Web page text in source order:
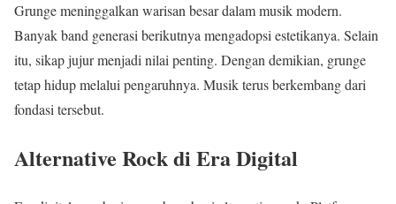
Grunge meninggalkan warisan besar dalam musik modern.
Banyak band generasi berikutnya mengadopsi estetikanya. Selain
itu, sikap jujur menjadi nilai penting. Dengan demikian, grunge
tetap hidup melalui pengaruhnya. Musik terus berkembang dari
fondasi tersebut.
Alternative Rock di Era Digital